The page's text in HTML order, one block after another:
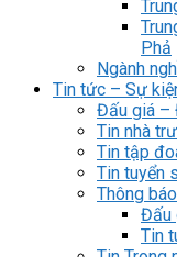
Phả
Ngành
Tin tức – Sự
Đấu giá –
Tin nhà
Tin tập
Tin tuyển
Thông báo
Đấu
Tin